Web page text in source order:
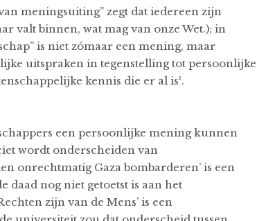
meningsuiting” zegt dat iedereen zijn
valt binnen, wat mag van onze Wet.); in
is niet zómaar een mening, maar
uitspraken in tegenstelling tot persoonlijke
kennis die er al is².
een persoonlijke mening kunnen
wordt onderscheiden van
onrechtmatig Gaza bombarderen’ is een
daad nog niet getoetst is aan het
zijn van de Mens’ is een